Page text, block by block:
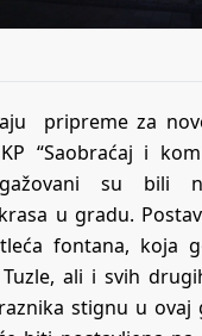
pripreme za
“Saobraćaj i
su bili
u gradu.
fontana, koja
ali i svih
stignu u ovaj